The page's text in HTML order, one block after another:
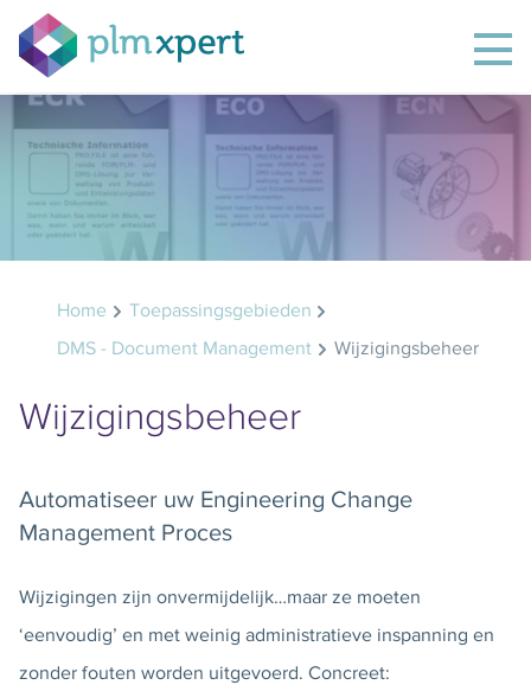
Home
Toepassingsgebieden
DMS - Document Management
Wijzigingsbeheer
Wijzigingsbeheer
Automatiseer uw Engineering Change
Management Proces
Wijzigingen zijn onvermijdelijk…maar ze moeten
‘eenvoudig’ en met weinig administratieve inspanning en
zonder fouten worden uitgevoerd. Concreet: